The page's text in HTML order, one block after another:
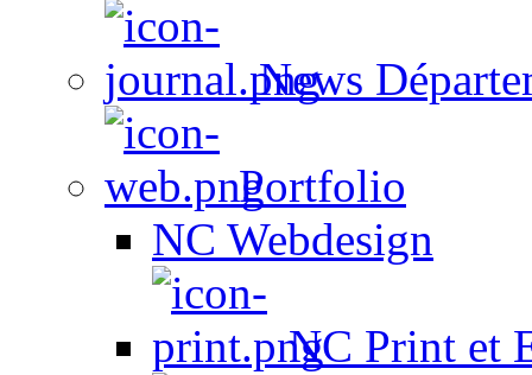
News
Portfolio
NC Webdesign
NC Print et